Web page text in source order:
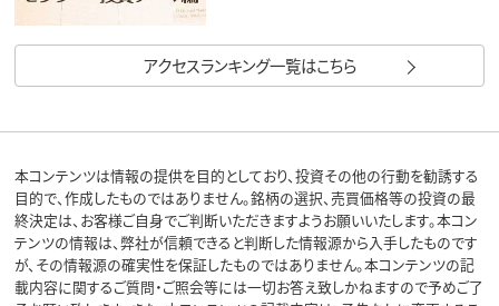
アクセスランキング一覧はこちら
本コンテンツは情報の提供を目的としており、投資その他の行動を勧誘する
目的で、作成したものではありません。銘柄の選択、売買価格等の投資の最
終決定は、お客様ご自身でご判断いただきますようお願いいたします。本コン
テンツの情報は、弊社が信頼できると判断した情報源から入手したものです
が、その情報源の確実性を保証したものではありません。本コンテンツの記
載内容に関するご質問・ご照会等には一切お答え致しかねますので予めご了